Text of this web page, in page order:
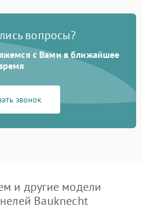
вопросы?
с Вами в ближайшее
звонок
и другие модели
Bauknecht